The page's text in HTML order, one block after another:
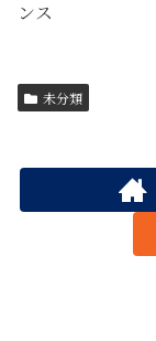
ンス
未分類